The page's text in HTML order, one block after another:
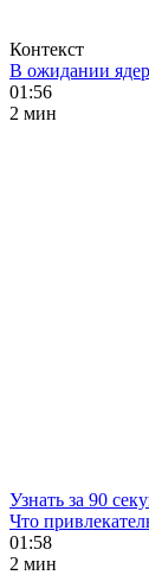
Контекст
В ожидании
01:56
2 мин
Узнать за 90
Что
01:58
2 мин